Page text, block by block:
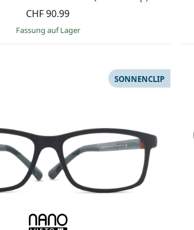
CHF 90.99
Fassung auf Lager
SONNENCLIP